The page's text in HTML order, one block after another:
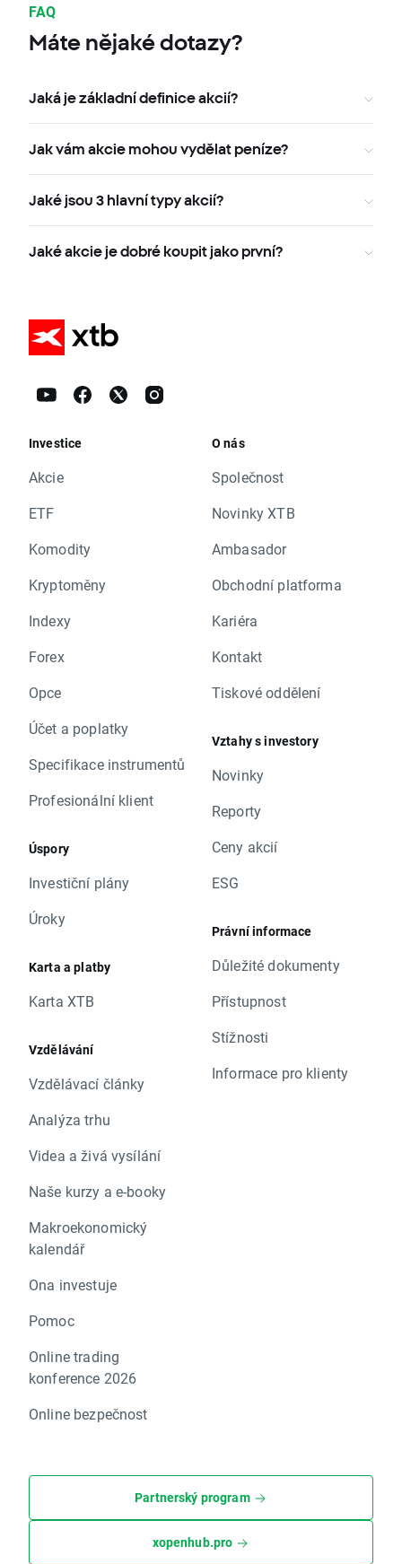
FAQ
Máte nějaké dotazy?
Jaká je základní definice akcií?
Jak vám akcie mohou vydělat peníze?
Jaké jsou 3 hlavní typy akcií?
Jaké akcie je dobré koupit jako první?
Investice
Akcie
ETF
Komodity
Kryptoměny
Indexy
Forex
Opce
Účet a poplatky
Specifikace instrumentů
Profesionální klient
Úspory
Investiční plány
Úroky
Karta a platby
Karta XTB
Vzdělávání
Vzdělávací články
Analýza trhu
Videa a živá vysílání
Naše kurzy a e-booky
Makroekonomický
kalendář
Ona investuje
Pomoc
Online trading
konference 2026
Online bezpečnost
O nás
Společnost
Novinky XTB
Ambasador
Obchodní platforma
Kariéra
Kontakt
Tiskové oddělení
Vztahy s investory
Novinky
Reporty
Ceny akcií
ESG
Právní informace
Důležité dokumenty
Přístupnost
Stížnosti
Informace pro klienty
Partnerský program
xopenhub.pro